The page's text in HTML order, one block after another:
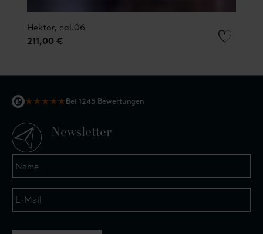
Hektor, col.06
211,00 €
★★★★★Bei 1245 Bewertungen
Newsletter